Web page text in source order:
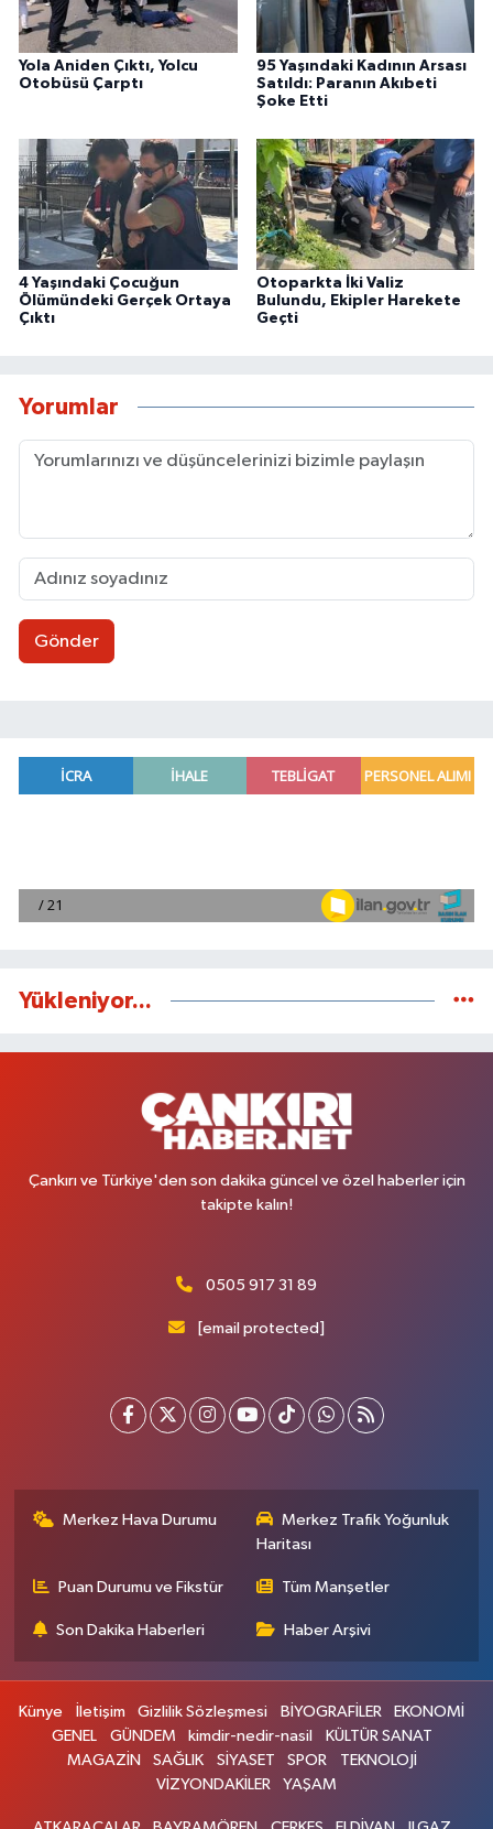
Yola Aniden Çıktı, Yolcu
Otobüsü Çarptı
95 Yaşındaki Kadının Arsası
Satıldı: Paranın Akıbeti
Şoke Etti
4 Yaşındaki Çocuğun
Ölümündeki Gerçek Ortaya
Çıktı
Otoparkta İki Valiz
Bulundu, Ekipler Harekete
Geçti
Yorumlar
Gönder
Yükleniyor...
Çankırı ve Türkiye'den son dakika güncel ve özel haberler için
takipte kalın!
0505 917 31 89
[email protected]
Merkez Hava Durumu
Merkez Trafik Yoğunluk
Haritası
Puan Durumu ve Fikstür Tüm Manşetler
Son Dakika Haberleri Haber Arşivi
Künye İletişim Gizlilik Sözleşmesi BİYOGRAFİLER
EKONOMİ
GENEL
GÜNDEM kimdir-nedir-nasil
KÜLTÜR SANAT
MAGAZİN
SAĞLIK SİYASET SPOR
TEKNOLOJİ
VİZYONDAKİLER
YAŞAM